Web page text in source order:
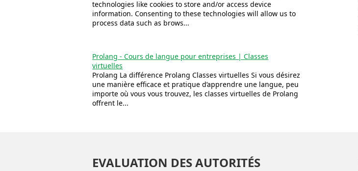
technologies like cookies to store and/or access device
information. Consenting to these technologies will allow us to
process data such as brows...
Prolang - Cours de langue pour entreprises | Classes
virtuelles
Prolang La différence Prolang Classes virtuelles Si vous désirez
une manière efficace et pratique d’apprendre une langue, peu
importe où vous vous trouvez, les classes virtuelles de Prolang
offrent le...
EVALUATION DES AUTORITÉS